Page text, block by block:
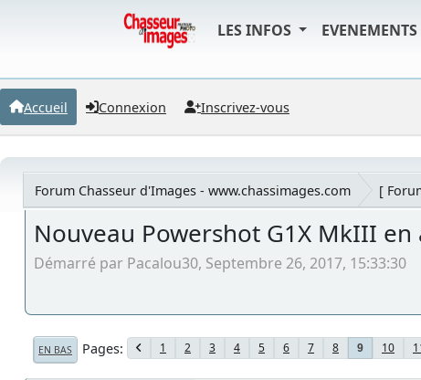
LES INFOS EVENEMENTS
Accueil Connexion Inscrivez-vous
Forum Chasseur d'Images - www.chassimages.com [
Nouveau Powershot G1X MkIII en
Démarré par Pacalou30, Septembre 26, 2017, 15:33:30
EN BAS Pages 1 2 3 4 5 6 7 8 9 10